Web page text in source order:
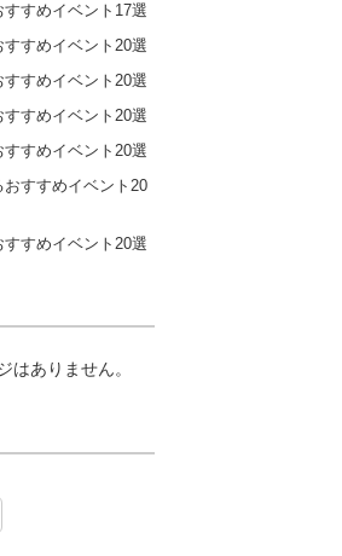
すめイベント17選
すめイベント20選
すめイベント20選
すめイベント20選
すめイベント20選
すすめイベント20
すめイベント20選
はありません。